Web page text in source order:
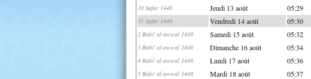
30 Safar 1448 Jeudi 13 août 05:29
31 Safar 1448 Vendredi 14 août 05:30
2 Rabi' al-awwal 1448 Samedi 15 août 05:32
3 Rabi' al-awwal 1448 Dimanche 16 août 05:34
4 Rabi' al-awwal 1448 Lundi 17 août 05:36
5 Rabi' al-awwal 1448 Mardi 18 août 05:37